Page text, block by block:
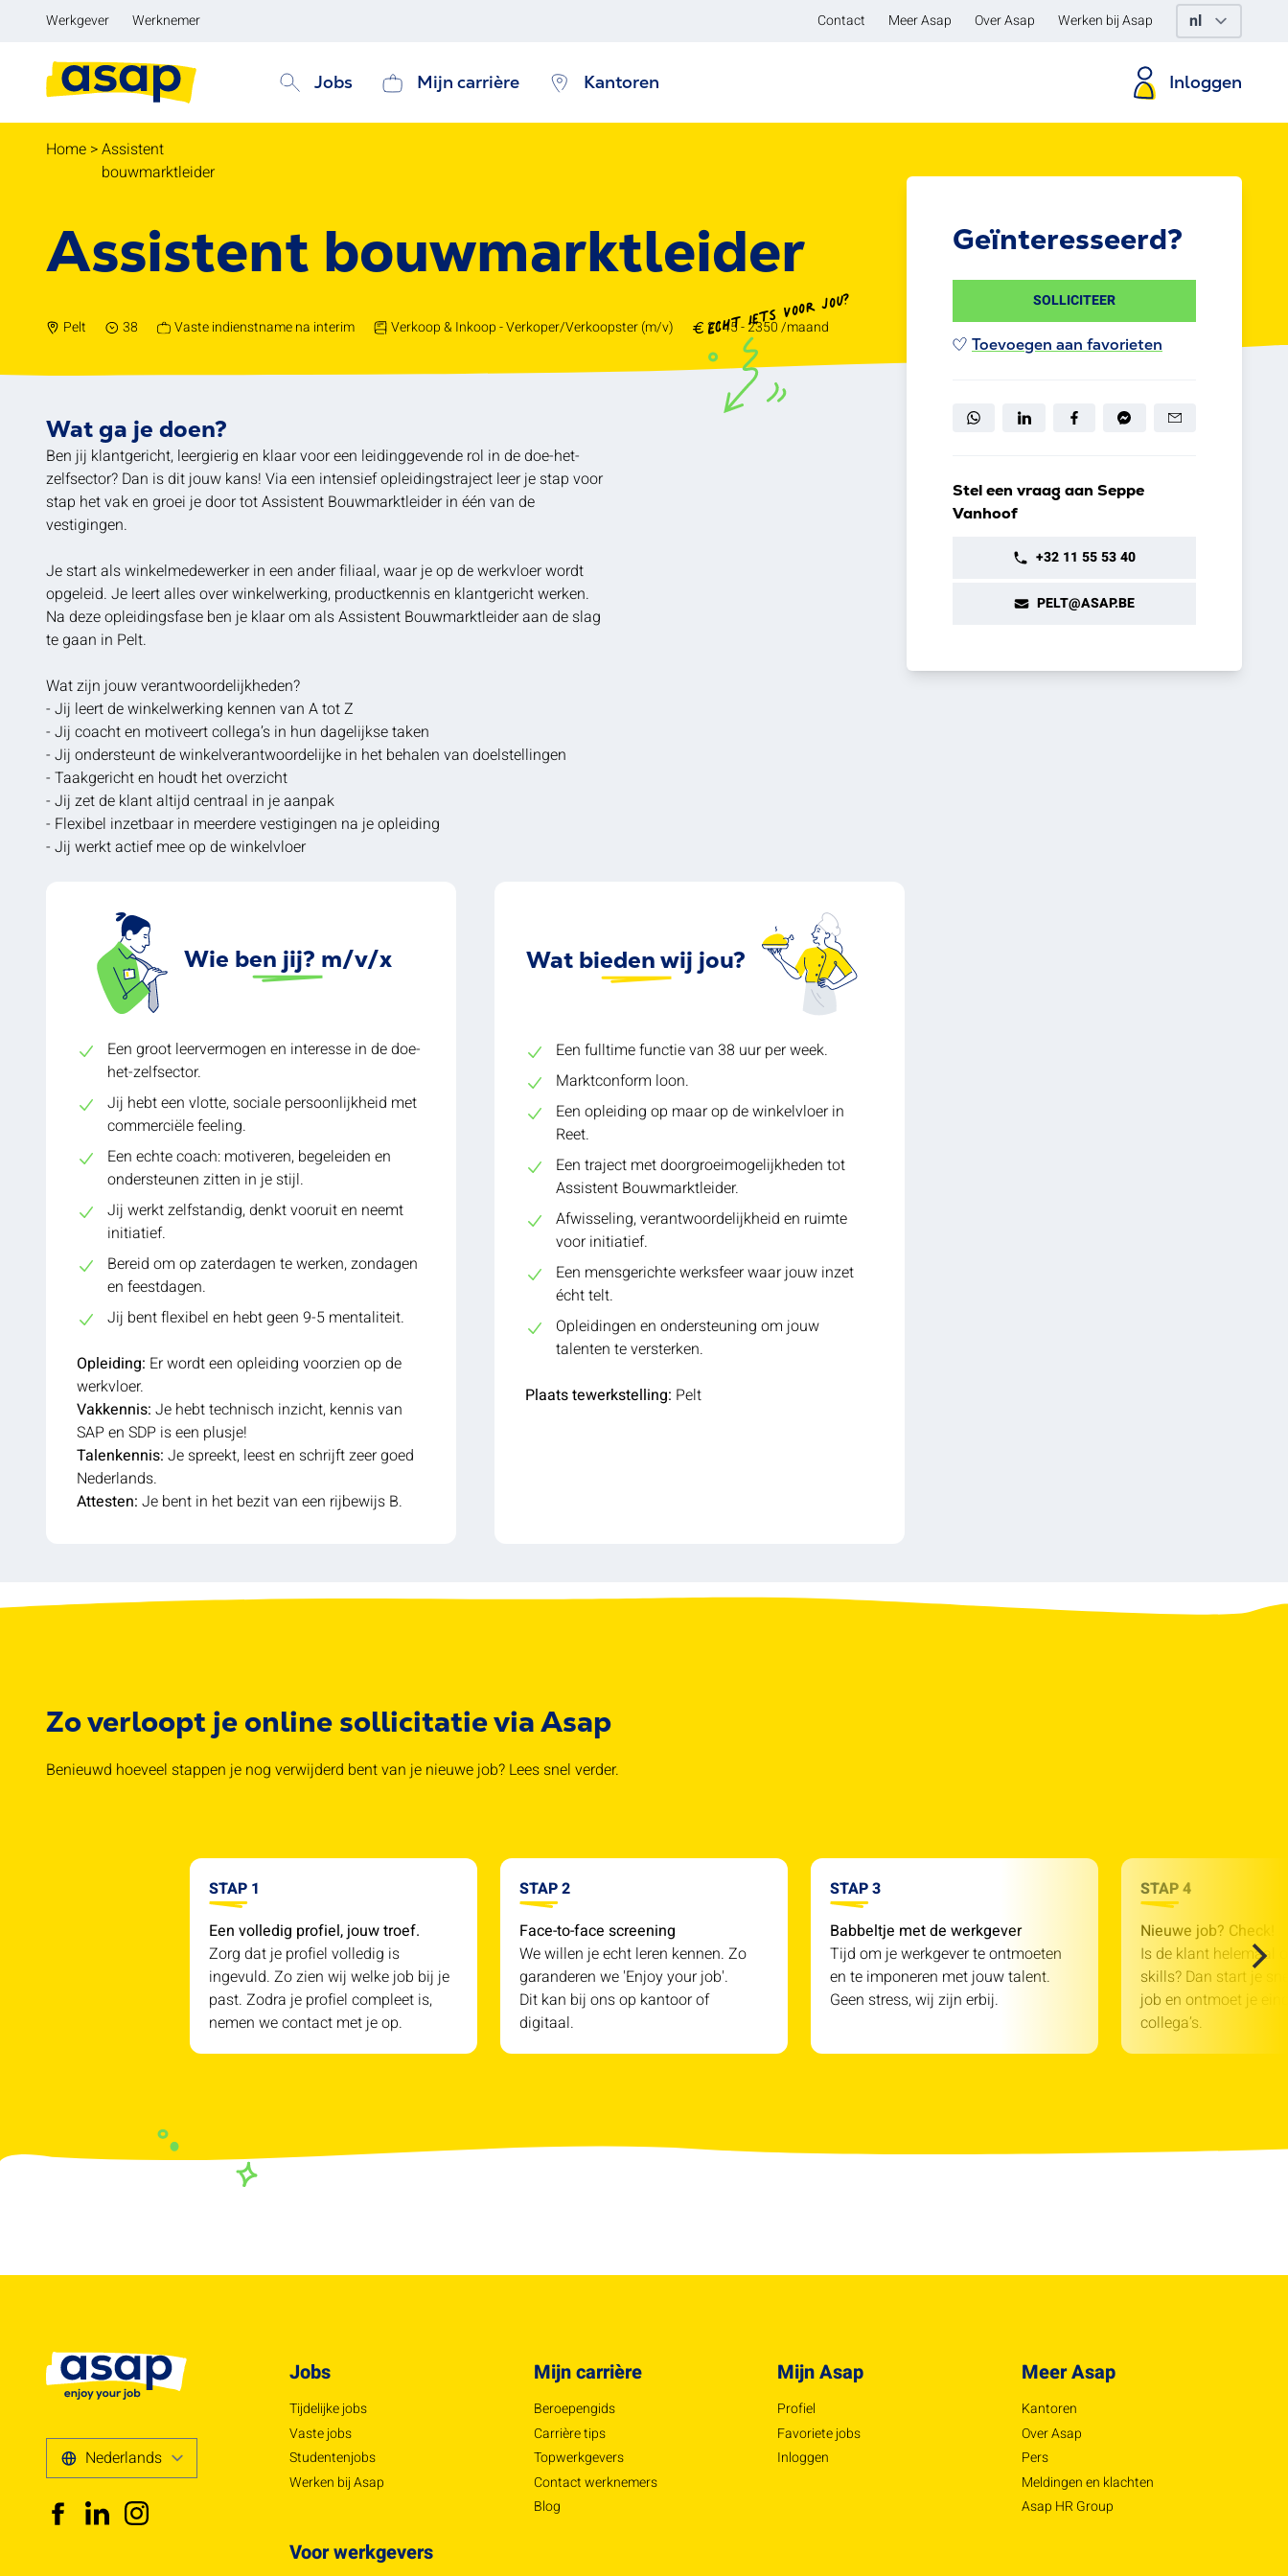
Werkgever Werknemer Contact Meer Asap Over Asap Werken bij Asap
Jobs Mijn carrière Kantoren Inloggen
Home >Assistent
bouwmarktleider
Assistent bouwmarktleider
Pelt 38 Vaste indienstname na interim Verkoop & Inkoop - Verkoper/Verkoopster (m/v) 2145 - 2350 /maand
Echt iets voor jou?
Geïnteresseerd?
SOLLICITEER
Toevoegen aan favorieten
Stel een vraag aan Seppe
Vanhoof
+32 11 55 53 40
PELT@ASAP.BE
Wat ga je doen?
Ben jij klantgericht, leergierig en klaar voor een leidinggevende rol in de doe-het-
zelfsector? Dan is dit jouw kans! Via een intensief opleidingstraject leer je stap voor
stap het vak en groei je door tot Assistent Bouwmarktleider in één van de
vestigingen.
Je start als winkelmedewerker in een ander filiaal, waar je op de werkvloer wordt
opgeleid. Je leert alles over winkelwerking, productkennis en klantgericht werken.
Na deze opleidingsfase ben je klaar om als Assistent Bouwmarktleider aan de slag
te gaan in Pelt.
Wat zijn jouw verantwoordelijkheden?
- Jij leert de winkelwerking kennen van A tot Z
- Jij coacht en motiveert collega’s in hun dagelijkse taken
- Jij ondersteunt de winkelverantwoordelijke in het behalen van doelstellingen
- Taakgericht en houdt het overzicht
- Jij zet de klant altijd centraal in je aanpak
- Flexibel inzetbaar in meerdere vestigingen na je opleiding
- Jij werkt actief mee op de winkelvloer
Wie ben jij? m/v/x
Een groot leervermogen en interesse in de doe-
het-zelfsector.
Jij hebt een vlotte, sociale persoonlijkheid met
commerciële feeling.
Een echte coach: motiveren, begeleiden en
ondersteunen zitten in je stijl.
Jij werkt zelfstandig, denkt vooruit en neemt
initiatief.
Bereid om op zaterdagen te werken, zondagen
en feestdagen.
Jij bent flexibel en hebt geen 9-5 mentaliteit.
Opleiding: Er wordt een opleiding voorzien op de
werkvloer.
Vakkennis: Je hebt technisch inzicht, kennis van
SAP en SDP is een plusje!
Talenkennis: Je spreekt, leest en schrijft zeer goed
Nederlands.
Attesten: Je bent in het bezit van een rijbewijs B.
Wat bieden wij jou?
Een fulltime functie van 38 uur per week.
Marktconform loon.
Een opleiding op maar op de winkelvloer in
Reet.
Een traject met doorgroeimogelijkheden tot
Assistent Bouwmarktleider.
Afwisseling, verantwoordelijkheid en ruimte
voor initiatief.
Een mensgerichte werksfeer waar jouw inzet
écht telt.
Opleidingen en ondersteuning om jouw
talenten te versterken.
Plaats tewerkstelling: Pelt
Zo verloopt je online sollicitatie via Asap
Benieuwd hoeveel stappen je nog verwijderd bent van je nieuwe job? Lees snel verder.
STAP 1
Een volledig profiel, jouw troef.
Zorg dat je profiel volledig is
ingevuld. Zo zien wij welke job bij je
past. Zodra je profiel compleet is,
nemen we contact met je op.
STAP 2
Face-to-face screening
We willen je echt leren kennen. Zo
garanderen we 'Enjoy your job'.
Dit kan bij ons op kantoor of
digitaal.
STAP 3
Babbeltje met de werkgever
Tijd om je werkgever te ontmoeten
en te imponeren met jouw talent.
Geen stress, wij zijn erbij.
STAP 4
Nieuwe job? Check!
Is de klant helemaal
skills? Dan start je
job en ontmoet je
collega’s.
Jobs
Tijdelijke jobs
Vaste jobs
Studentenjobs
Werken bij Asap
Mijn carrière
Beroepengids
Carrière tips
Topwerkgevers
Contact werknemers
Blog
Mijn Asap
Profiel
Favoriete jobs
Inloggen
Meer Asap
Kantoren
Over Asap
Pers
Meldingen en klachten
Asap HR Group
Voor werkgevers